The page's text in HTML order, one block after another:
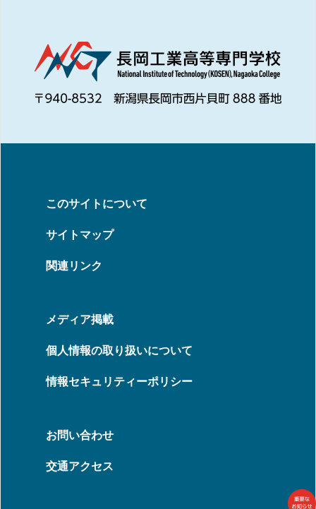
このサイトについて
サイトマップ
関連リンク
メディア掲載
個人情報の取り扱いについて
情報セキュリティーポリシー
お問い合わせ
交通アクセス